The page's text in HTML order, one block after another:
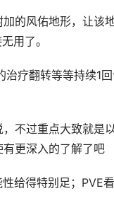
的风佑地形，让该
用了。
疗翻转等等持续1
不过重点大致就是
更深入的了解了吧
给得特别足；PVE